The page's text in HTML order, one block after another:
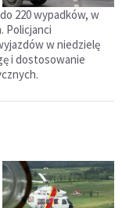
220 wypadków, w
Policjanci
w niedzielę
i dostosowanie